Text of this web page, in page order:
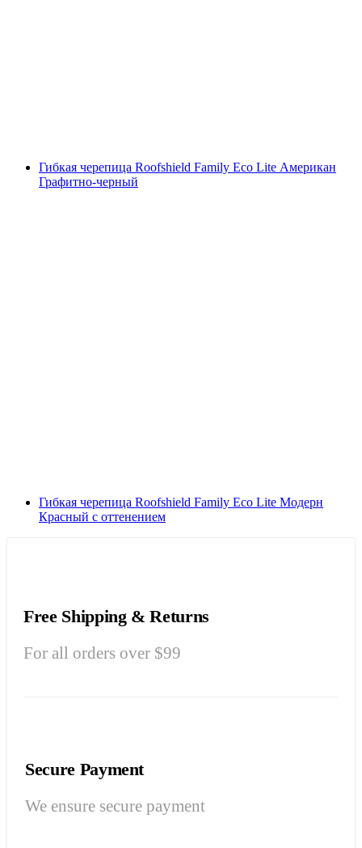
Гибкая черепица Roofshield Family Eco Lite Американ
Графитно-черный
Гибкая черепица Roofshield Family Eco Lite Модерн
Красный с оттенением
Free Shipping & Returns
For all orders over $99
Secure Payment
We ensure secure payment